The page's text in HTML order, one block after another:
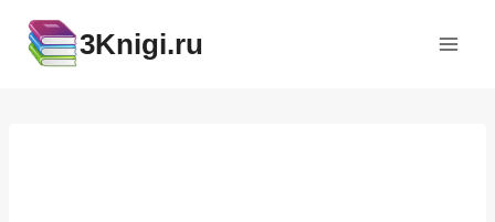
содержимому
3Knigi.ru